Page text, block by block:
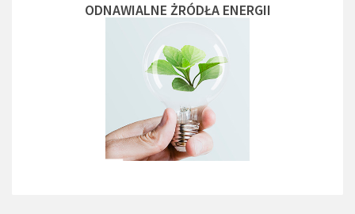
ODNAWIALNE ŻRÓDŁA ENERGII